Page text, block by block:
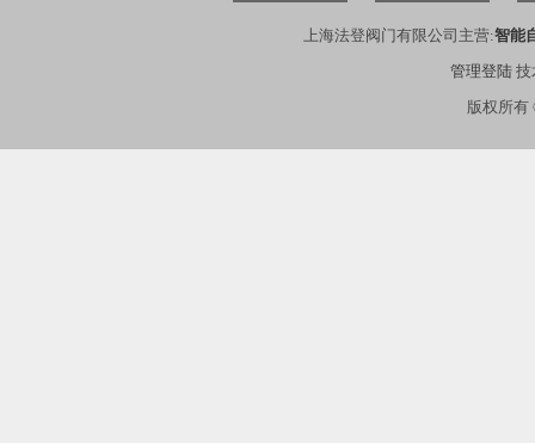
上海法登阀门有限公司主营:智能
管理登陆技
版权所